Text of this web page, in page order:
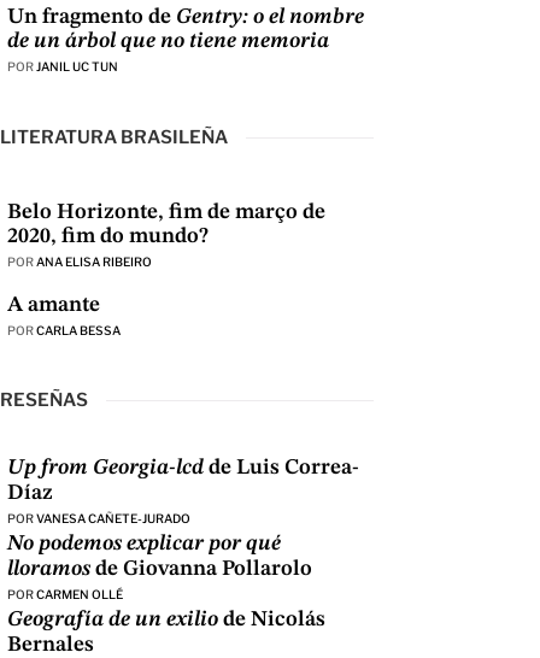
Un fragmento de Gentry: o el nombre
de un árbol que no tiene memoria
POR JANIL UC TUN
LITERATURA BRASILEÑA
Belo Horizonte, fim de março de
2020, fim do mundo?
PORANA ELISA RIBEIRO
A amante
PORCARLA BESSA
RESEÑAS
Up from Georgia-lcd de Luis Correa-
Díaz
PORVANESA CAÑETE-JURADO
No podemos explicar por qué
lloramos de Giovanna Pollarolo
PORCARMEN OLLÉ
Geografía de un exilio de Nicolás
Bernales